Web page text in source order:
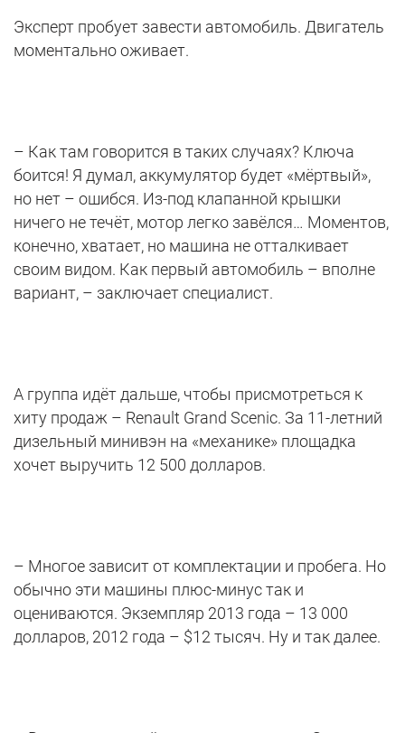
Эксперт пробует завести автомобиль. Двигатель
моментально оживает.
– Как там говорится в таких случаях? Ключа
боится! Я думал, аккумулятор будет «мёртвый»,
но нет – ошибся. Из-под клапанной крышки
ничего не течёт, мотор легко завёлся… Моментов,
конечно, хватает, но машина не отталкивает
своим видом. Как первый автомобиль – вполне
вариант, – заключает специалист.
А группа идёт дальше, чтобы присмотреться к
хиту продаж – Renault Grand Scenic. За 11-летний
дизельный минивэн на «механике» площадка
хочет выручить 12 500 долларов.
– Многое зависит от комплектации и пробега. Но
обычно эти машины плюс-минус так и
оцениваются. Экземпляр 2013 года – 13 000
долларов, 2012 года – $12 тысяч. Ну и так далее.